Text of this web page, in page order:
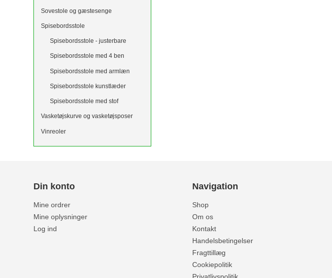
Sovestole og gæstesenge
Spisebordsstole
Spisebordsstole - justerbare
Spisebordsstole med 4 ben
Spisebordsstole med armlæn
Spisebordsstole kunstlæder
Spisebordsstole med stof
Vasketøjskurve og vasketøjsposer
Vinreoler
Din konto
Mine ordrer
Mine oplysninger
Log ind
Navigation
Shop
Om os
Kontakt
Handelsbetingelser
Fragttillæg
Cookiepolitik
Privatlivspolitik